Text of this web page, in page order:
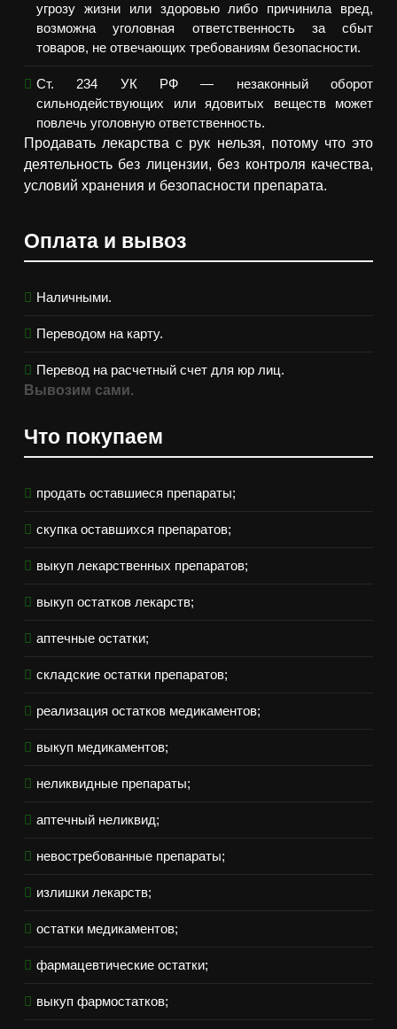
угрозу жизни или здоровью либо причинила вред,
возможна уголовная ответственность за сбыт
товаров, не отвечающих требованиям безопасности.
Ст. 234 УК РФ — незаконный оборот
сильнодействующих или ядовитых веществ может
повлечь уголовную ответственность.
Продавать лекарства с рук нельзя, потому что это
деятельность без лицензии, без контроля качества,
условий хранения и безопасности препарата.
Оплата и вывоз
Наличными.
Переводом на карту.
Перевод на расчетный счет для юр лиц.
Вывозим сами.
Что покупаем
продать оставшиеся препараты;
скупка оставшихся препаратов;
выкуп лекарственных препаратов;
выкуп остатков лекарств;
аптечные остатки;
складские остатки препаратов;
реализация остатков медикаментов;
выкуп медикаментов;
неликвидные препараты;
аптечный неликвид;
невостребованные препараты;
излишки лекарств;
остатки медикаментов;
фармацевтические остатки;
выкуп фармостатков;